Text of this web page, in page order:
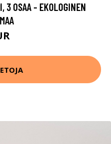
3 OSAA - EKOLOGINEN